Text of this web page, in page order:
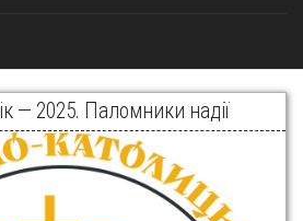
— 2025. Паломники надії